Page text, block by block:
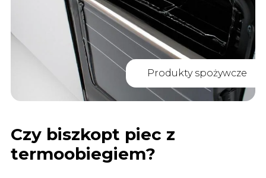
Produkty spożywcze
Czy biszkopt piec z
termoobiegiem?